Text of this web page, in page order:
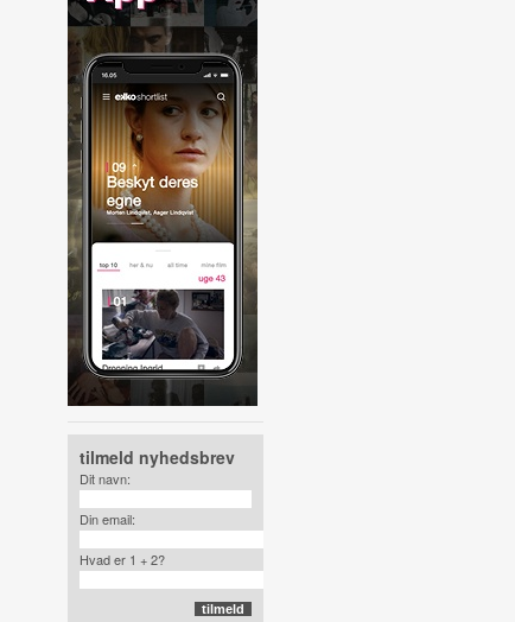
tilmeld nyhedsbrev
Dit navn:
Din email:
Hvad er 1 + 2?